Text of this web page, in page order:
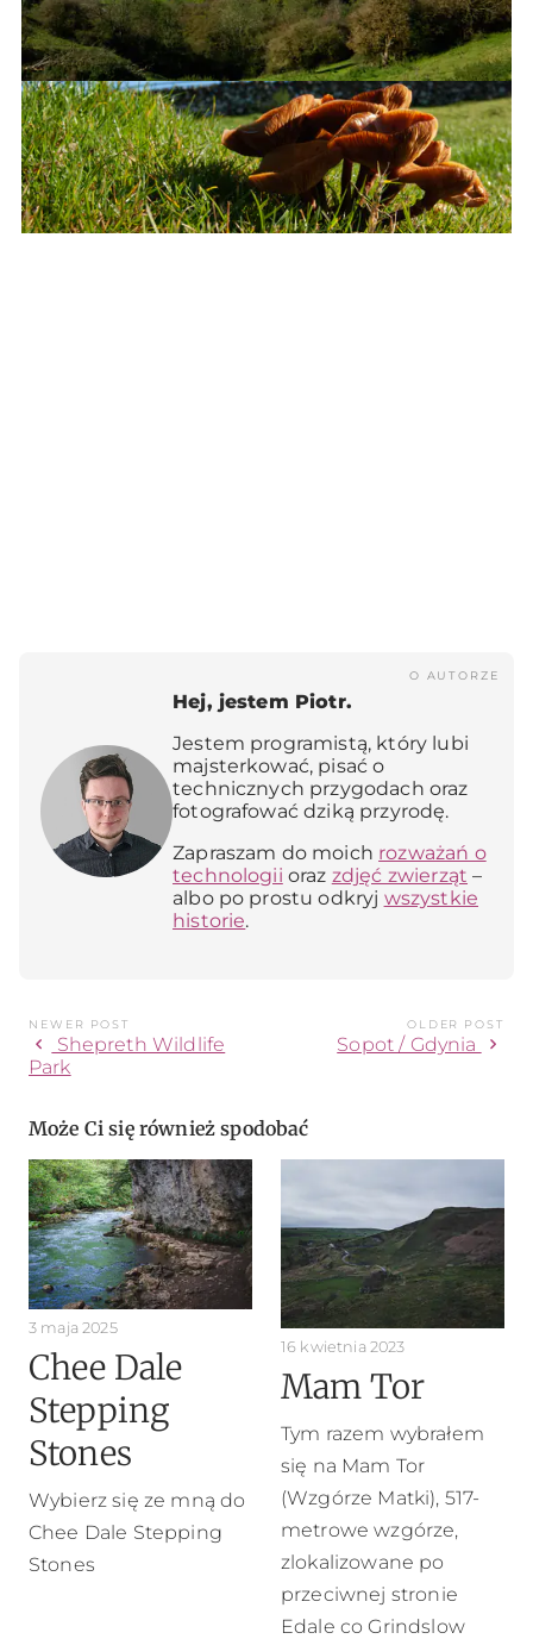
O AUTORZE
Hej, jestem Piotr.
Jestem programistą, który lubi
majsterkować, pisać o
technicznych przygodach oraz
fotografować dziką przyrodę.
Zapraszam do moich rozważań o
technologii oraz zdjęć zwierząt –
albo po prostu odkryj wszystkie
historie.
NEWER POST
chevron_left
Shepreth Wildlife
Park
OLDER POST
Sopot / Gdynia chevron_right
Może Ci się również spodobać
3 maja 2025
Chee Dale
Stepping
Stones
Wybierz się ze mną do
Chee Dale Stepping
Stones
16 kwietnia 2023
Mam Tor
Tym razem wybrałem
się na Mam Tor
(Wzgórze Matki), 517-
metrowe wzgórze,
zlokalizowane po
przeciwnej stronie
Edale co Grindslow